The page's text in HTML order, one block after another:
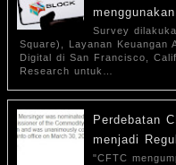
Survey
Square), Layanan Keuangan
Digital di San Francisco,
Research untuk…
Perdebatan
menjadi
"CFTC